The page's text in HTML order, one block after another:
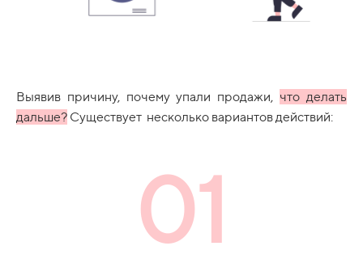
Выявив причину, почему упали продажи, что делать
дальше? Существует несколько вариантов действий:
01